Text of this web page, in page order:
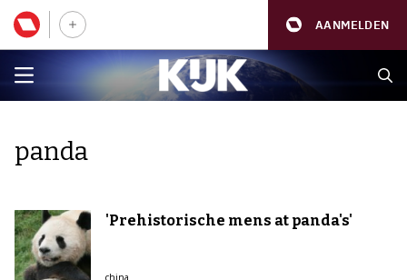
AANMELDEN
panda
'Prehistorische mens at panda's'
china